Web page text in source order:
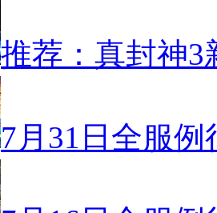
推荐：真封神3
7月31日全服